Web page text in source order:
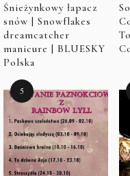
Śnieżynkowy łapacz
snów | Snowflakes
dreamcatcher
manicure | BLUESKY
Polska